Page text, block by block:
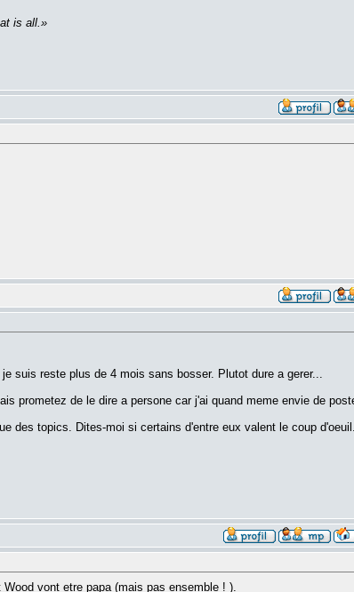
is all.»
suis reste plus de 4 mois sans bosser. Plutot dure a gerer...
prometez de le dire a persone car j'ai quand meme envie de
des topics. Dites-moi si certains d'entre eux valent le coup d'oeuil.
vont etre papa (mais pas ensemble ! ).